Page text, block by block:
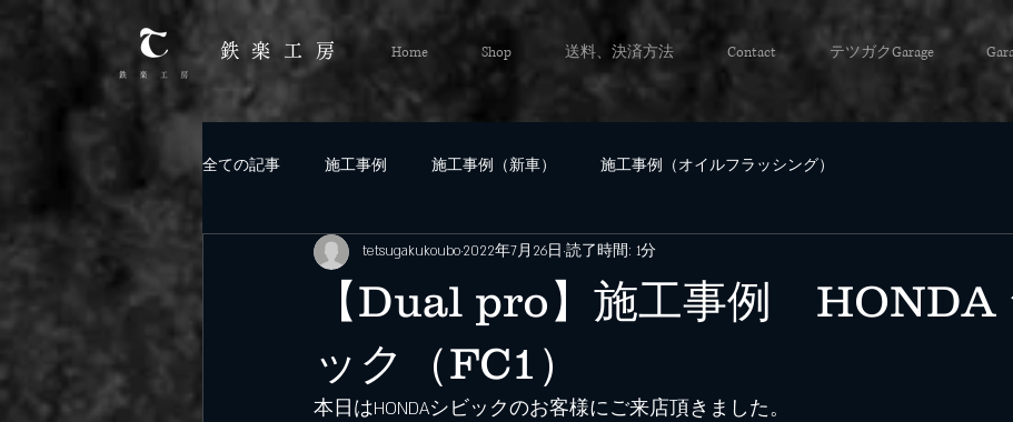
鉄楽工 房 Home Shop 送料、決済方法 Contact テツガクGarage
全ての記事 施工事例 施工事例（新車） 施工事例（オイルフラッシング）
【Dual pro】施工事例 HONDA
ック（FC1）
tetsugakukoubo2022年7月26日 読了時間: 1分
本日はHONDAシビックのお客様にご来店頂きました。